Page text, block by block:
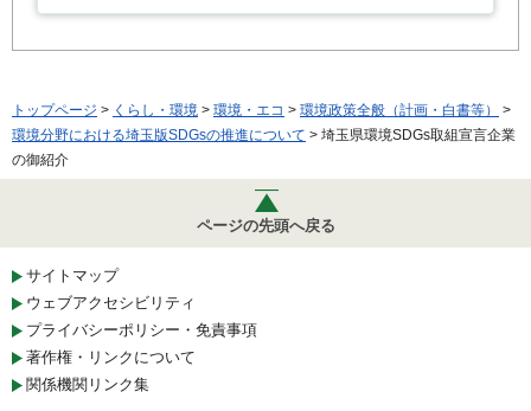
トップページ > くらし・環境 > 環境・エコ > 環境政策全般（計画・白書等）
>
環境分野における埼玉版SDGsの推進について > 埼玉県環境SDGs取組宣言企業
の御紹介
ページの先頭へ戻る
サイトマップ
ウェブアクセシビリティ
プライバシーポリシー・免責事項
著作権・リンクについて
関係機関リンク集